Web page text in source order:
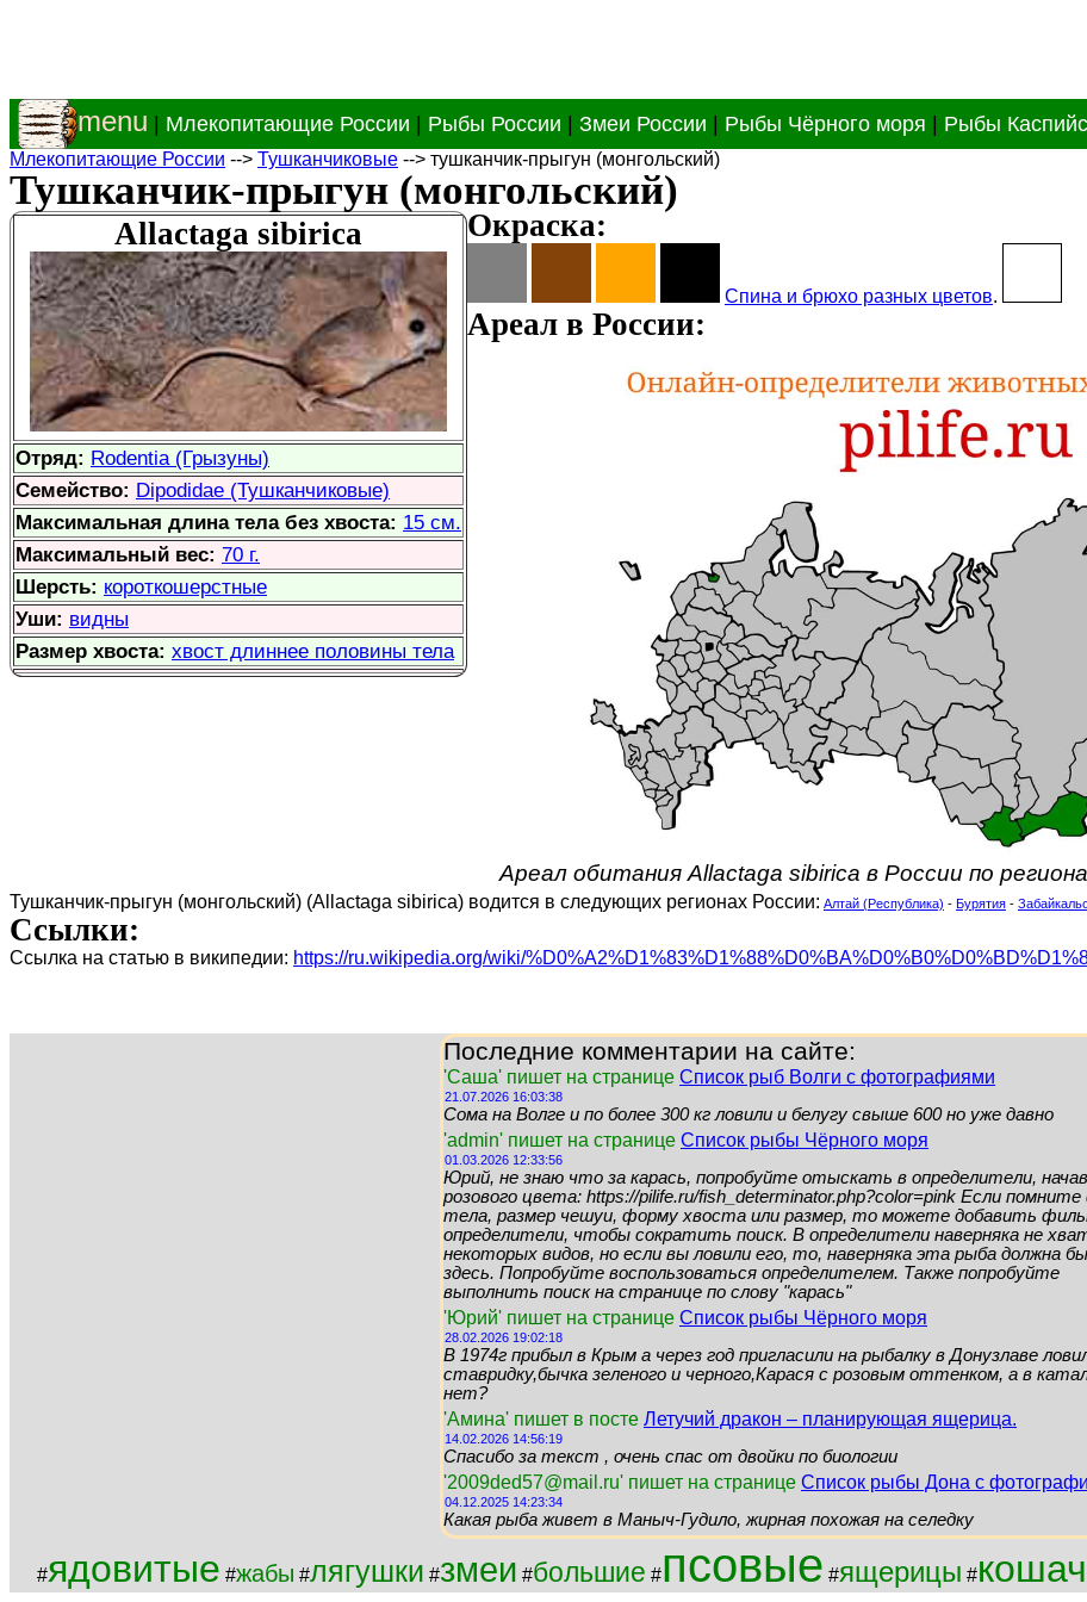
menu Млекопитающие России Рыбы России Змеи России Рыбы Чёрного моря Рыбы
Млекопитающие России --> Тушканчиковые --> тушканчик-прыгун (монгольский)
Тушканчик-прыгун (монгольский)
Allactaga sibirica
Отряд: Rodentia (Грызуны)
Семейство: Dipodidae (Тушканчиковые)
Максимальная длина тела без хвоста: 15 см.
Максимальный вес: 70 г.
Шерсть: короткошерстные
Уши: видны
Размер хвоста: хвост длиннее половины тела
Окраска:
Спина и брюхо разных цветов.
Ареал в России:
Ареал обитания Allactaga sibirica в России по
Тушканчик-прыгун (монгольский) (Allactaga sibirica) водится в следующих регионах России: Алтай (Республика) - Бурятия -
Ссылки:
Ссылка на статью в википедии: https://ru.wikipedia.org/wiki/
Последние комментарии на сайте:
'Саша' пишет на странице Список рыб Волги с фотографиями
21.07.2026 16:03:38
Сома на Волге и по более 300 кг ловили и белугу свыше 600 но уже давно
'admin' пишет на странице Список рыбы Чёрного моря
01.03.2026 12:33:56
Юрий, не знаю что за карась, попробуйте отыскать в определители,
розового цвета: https://pilife.ru/fish_determinator.php?color=pink Если
тела, размер чешуи, форму хвоста или размер, то можете добавить
определители, чтобы сократить поиск. В определители наверняка не
некоторых видов, но если вы ловили его, то, наверняка эта рыба должна
здесь. Попробуйте воспользоваться определителем. Также попробуйте
выполнить поиск на странице по слову "карась"
'Юрий' пишет на странице Список рыбы Чёрного моря
28.02.2026 19:02:18
В 1974г прибыл в Крым а через год пригласили на рыбалку в Донузлаве
ставридку,бычка зеленого и черного,Карася с розовым оттенком, а в
нет?
'Амина' пишет в посте Летучий дракон – планирующая ящерица.
14.02.2026 14:56:19
Спасибо за текст , очень спас от двойки по биологии
'2009ded57@mail.ru' пишет на странице Список рыбы Дона с
04.12.2025 14:23:34
Какая рыба живет в Маныч-Гудило, жирная похожая на селедку
#ядовитые #жабы #лягушки #змеи #большие #псовые #ящерицы #